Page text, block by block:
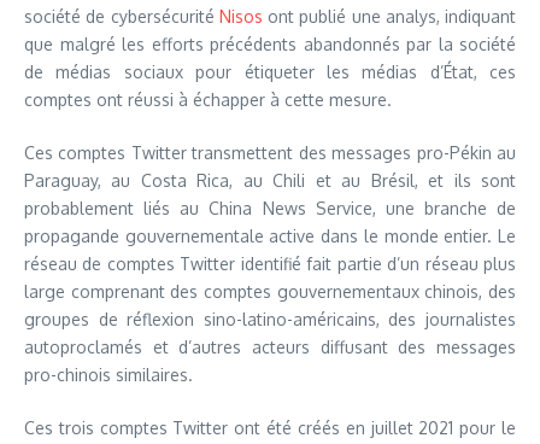
société de cybersécurité Nisos ont publié une analys, indiquant
que malgré les efforts précédents abandonnés par la société
de médias sociaux pour étiqueter les médias d’État, ces
comptes ont réussi à échapper à cette mesure.
Ces comptes Twitter transmettent des messages pro-Pékin au
Paraguay, au Costa Rica, au Chili et au Brésil, et ils sont
probablement liés au China News Service, une branche de
propagande gouvernementale active dans le monde entier. Le
réseau de comptes Twitter identifié fait partie d’un réseau plus
large comprenant des comptes gouvernementaux chinois, des
groupes de réflexion sino-latino-américains, des journalistes
autoproclamés et d’autres acteurs diffusant des messages
pro-chinois similaires.
Ces trois comptes Twitter ont été créés en juillet 2021 pour le